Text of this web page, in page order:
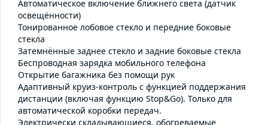
Автоматическое включение ближнего света (датчик
освещённости)
Тонированное лобовое стекло и передние боковые
стекла
Затемнённые заднее стекло и задние боковые стекла
Беспроводная зарядка мобильного телефона
Открытие багажника без помощи рук
Адаптивный круиз-контроль с функцией поддержания
дистанции (включая функцию Stop&Go). Только для
автоматической коробки передач.
Электрически складывающиеся, обогреваемые